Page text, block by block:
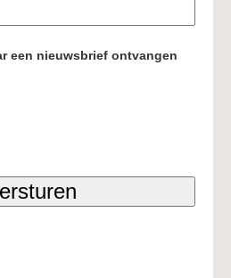
een nieuwsbrief ontvangen